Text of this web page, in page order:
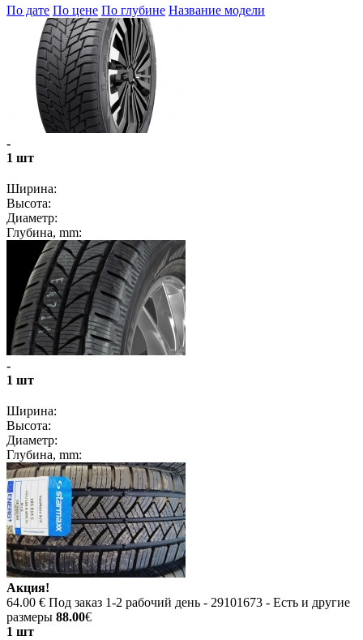
По дате По цене По глубине Название модели
-
1 шт
Ширина:
Высота:
Диаметр:
Глубина, mm:
-
1 шт
Ширина:
Высота:
Диаметр:
Глубина, mm:
Акция!
64.00 € Под заказ 1-2 рабочий день - 29101673 - Есть и другие
размеры 88.00€
1 шт